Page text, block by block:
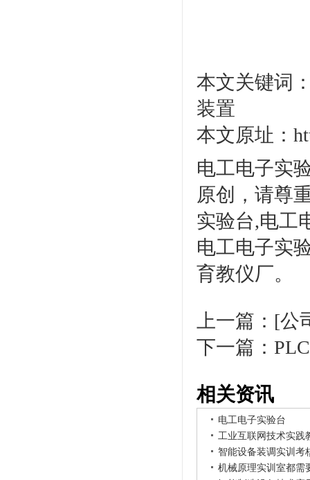
本文关键词
装置
本文原址：
电工电子实
原创，请尊
实验台,电工
电工电子实
育教仪厂。
上一篇： [公
下一篇：
相关资讯
电工电子实验台
工业互联网技术实践
智能设备装调实训考
机械原理实训室都需